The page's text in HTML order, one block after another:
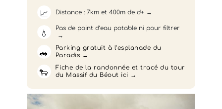
📈 Distance : 7km et 400m de d+
💧 Pas de point d’eau potable ni pour filtrer
🚗
Parking gratuit à l’esplanade du
Paradis
🐑
Fiche de la randonnée et tracé du tour
du Massif du Béout ici